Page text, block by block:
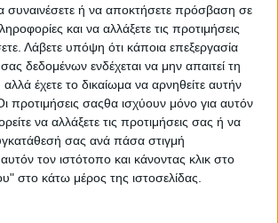
συναινέσετε ή να αποκτήσετε πρόσβαση σε
και να αλλάξετε τις προτιμήσεις
Λάβετε υπόψη ότι κάποια επεξεργασία
δεδομένων ενδέχεται να μην απαιτεί τη
έχετε το δικαίωμα να αρνηθείτε αυτήν
προτιμήσεις σαςθα ισχύουν μόνο για αυτόν
να αλλάξετε τις προτιμήσεις σας ή να
σας ανά πάσα στιγμή
τον ιστότοπο και κάνοντας κλικ στο
στο κάτω μέρος της ιστοσελίδας.
Κολιέ Ορειχάλκινο με ροζ χρύσωμα
12
€ 160,00